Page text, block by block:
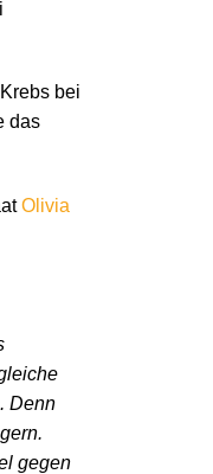
bei
das
Olivia
Denn
gegen